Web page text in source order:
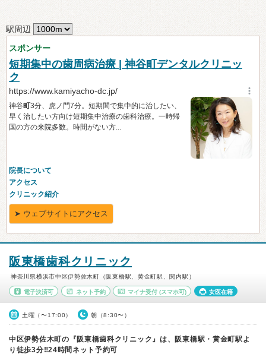
駅周辺
阪東橋歯科クリニック
神奈川県横浜市中区伊勢佐木町（阪東橋駅、黄金町駅、関内駅）
電子決済可 ネット予約 マイナ受付 (スマホ可) 女医在籍
土曜（〜17:00） 朝（8:30〜）
中区伊勢佐木町の『阪東橋歯科クリニック』は、阪東橋駅・黄金町駅よ
り徒歩3分‼24時間ネット予約可